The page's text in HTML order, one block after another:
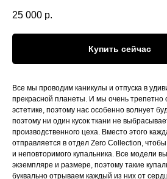
25 000 р.
Купить сейчас
Все мы проводим каникулы и отпуска в
прекрасной планеты. И мы очень трепетно
эстетике, поэтому нас особенно волнует
поэтому ни один кусок ткани не
производственного цеха. Вместо этого
отправляется в отдел Zero Collection, чтобы
и неповторимого купальника. Все модели
экземпляре и размере, поэтому такие
буквально отрываем каждый из них от